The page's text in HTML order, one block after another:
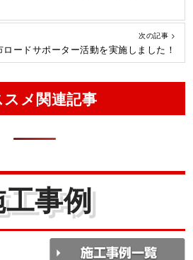
次の記事 >
ードサポーター活動を実施しました！
メ関連記事
事例